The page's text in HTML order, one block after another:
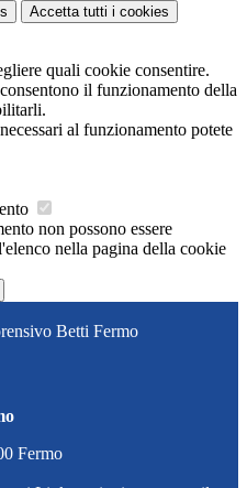
Accetta tutti i cookies
quali cookie consentire.
il funzionamento della
al funzionamento potete
non possono essere
nella pagina della cookie
Betti Fermo
Fermo